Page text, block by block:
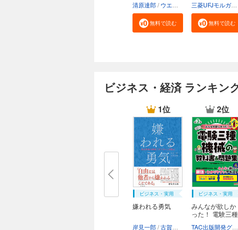
清原達郎 ウエノ 河野慶
無料で読む 無料で読む
ビジネス・経済 ランキン
1位
ビジネス・実用
嫌われる勇気
岸見一郎 古賀史健
2位
ビジネス・実用
みんなが欲しか
った！ 電験三種